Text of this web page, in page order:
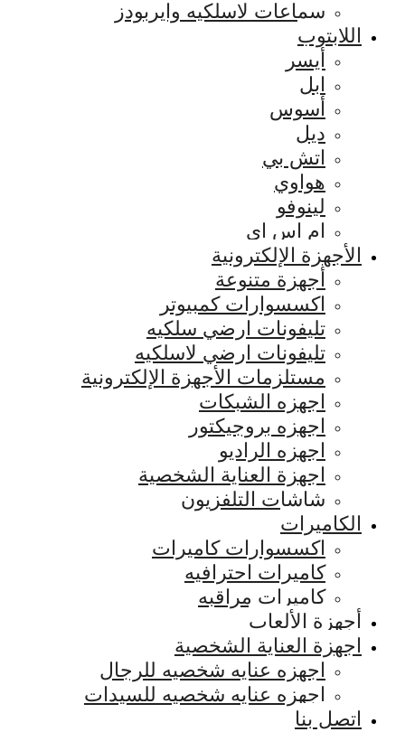
سماعات لاسلكيه وايربودز
اللابتوب
أيسر
ابل
أسوس
ديل
اتش بي
هواوي
لينوفو
ام اس اي
الأجهزة الإلكترونية
أجهزة متنوعة
اكسسوارات كمبيوتر
تليفونات ارضي سلكيه
تليفونات ارضي لاسلكيه
مستلزمات الأجهزة الإلكترونية
اجهزه الشبكات
اجهزه بروجيكتور
اجهزه الراديو
اجهزة العناية الشخصية
شاشات التلفزيون
الكاميرات
اكسسوارات كاميرات
كاميرات احترافيه
كاميرات مراقبه
أجهزة الألعاب
اجهزة العناية الشخصية
اجهزه عنايه شخصيه للرجال
اجهزه عنايه شخصيه للسيدات
اتصل بنا